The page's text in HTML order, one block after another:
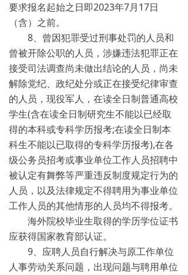
要求报名起始之日即2023年7月17日
（含）之前。
8、曾因犯罪受过刑事处罚的人员和
曾被开除公职的人员，涉嫌违法犯罪正在
接受司法调查尚未做出结论的人员，尚未
解除党纪、政纪处分或正在接受纪律审查
的人员，现役军人，在读全日制普通高校
学生(含在读全日制研究生不能以已经取
得的本科或专科学历报考;在读全日制本
科生不能以已取得的专科学历报考),在各
级公务员招考或事业单位工作人员招聘中
被认定有舞弊等严重违反制度规定行为的
人员，以及法律规定不得聘用为事业单位
工作人员的其他情形的人员均不得报考。
海外院校毕业生取得的学历学位证书
应获得国家教育部认证。
9、应聘人员自行解决与原工作单位
人事劳动关系问题，出现问题与聘用单位